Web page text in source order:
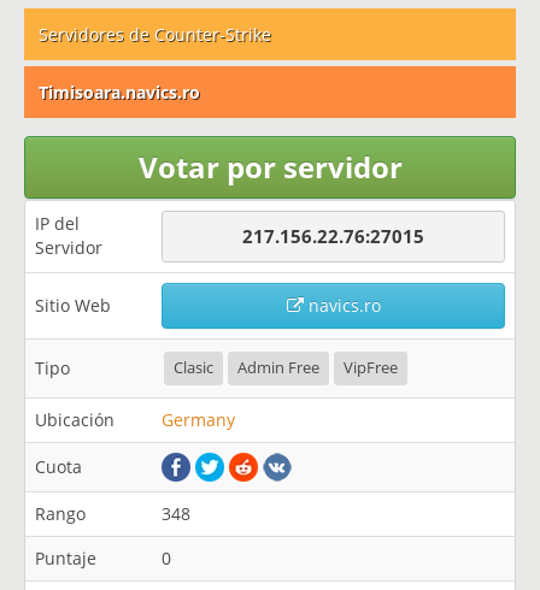
Servidores de Counter-Strike
Timisoara.navics.ro
Votar por servidor
IP del
Servidor
217.156.22.76:27015
Sitio Web navics.ro
Tipo Clasic Admin Free VipFree
Ubicación Germany
Cuota
Rango
348
Puntaje
0